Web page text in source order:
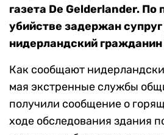
газета De Gelderlander. По
убийстве задержан
нидерландский
Как сообщают
мая экстренные службы
получили сообщение о
ходе обследования здания